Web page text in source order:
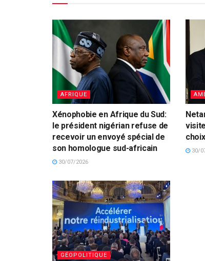
AFRIQUE
Xénophobie en Afrique du Sud:
le président nigérian refuse de
recevoir un envoyé spécial de
son homologue sud-africain
30/07/2026
30/
GÉOPOLITIQUE